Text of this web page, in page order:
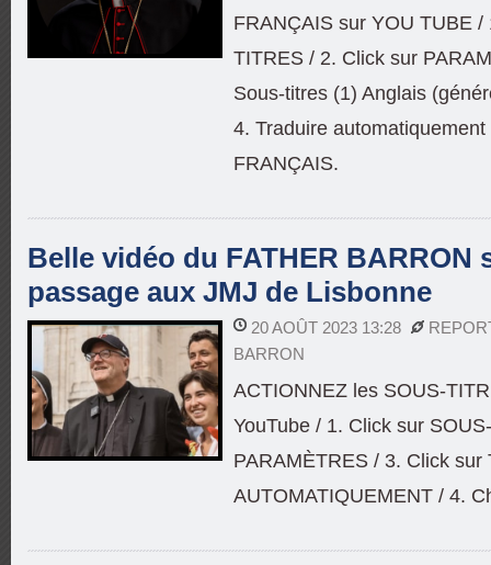
FRANÇAIS sur YOU TUBE
TITRES / 2. Click sur
Sous-titres (1) Anglais
4. Traduire
FRANÇAIS.
Belle vidéo du FATHER BARRON
passage aux JMJ de Lisbonne
20 AOÛT 2023 13:28
BARRON
ACTIONNEZ les SOUS-
YouTube / 1. Click sur
PARAMÈTRES / 3. Click sur
AUTOMATIQUEMENT / 4.